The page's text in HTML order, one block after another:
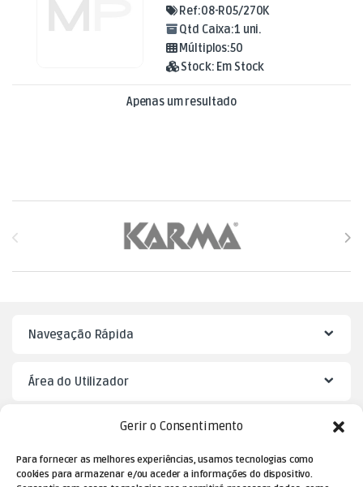
Gerir o Consentimento
Para fornecer as melhores experiências, usamos tecnologias como
cookies para armazenar e/ou aceder a informações do dispositivo.
Ref:08-R05/270K
Qtd Caixa:1 uni.
Múltiplos:50
Stock: Em Stock
Apenas um resultado
Navegação Rápida
Área do Utilizador